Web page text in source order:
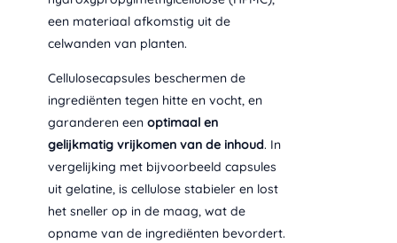
een materiaal afkomstig uit de
celwanden van planten.
Cellulosecapsules beschermen de
ingrediënten tegen hitte en vocht, en
garanderen een optimaal en
gelijkmatig vrijkomen van de inhoud. In
vergelijking met bijvoorbeeld capsules
uit gelatine, is cellulose stabieler en lost
het sneller op in de maag, wat de
opname van de ingrediënten bevordert.